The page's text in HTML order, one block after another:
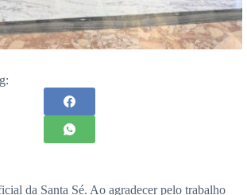
da Santa Sé. Ao agradecer pelo trabalho